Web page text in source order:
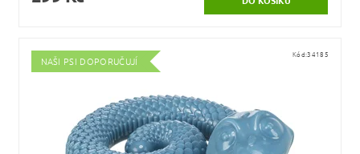
NAŠI PSI DOPORUČUJÍ
Kód:34185